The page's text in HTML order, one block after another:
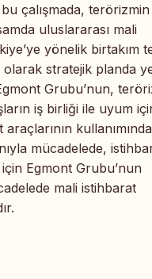
çalışmada, terörizmin
uluslararası mali
yönelik birtakım
olarak stratejik planda
Grubu’nun,
iş birliği ile uyum
kullanımında
mücadelede,
Egmont Grubu’nun
mali istihbarat